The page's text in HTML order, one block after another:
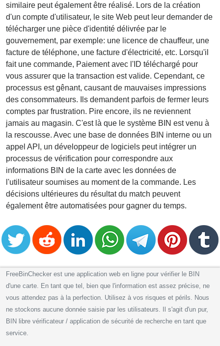
similaire peut également être réalisé. Lors de la création
d'un compte d'utilisateur, le site Web peut leur demander de
télécharger une pièce d'identité délivrée par le
gouvernement, par exemple: une licence de chauffeur, une
facture de téléphone, une facture d'électricité, etc. Lorsqu'il
fait une commande, Paiement avec l'ID téléchargé pour
vous assurer que la transaction est valide. Cependant, ce
processus est gênant, causant de mauvaises impressions
des consommateurs. Ils demandent parfois de fermer leurs
comptes par frustration. Pire encore, ils ne reviennent
jamais au magasin. C'est là que le système BIN est venu à
la rescousse. Avec une base de données BIN interne ou un
appel API, un développeur de logiciels peut intégrer un
processus de vérification pour correspondre aux
informations BIN de la carte avec les données de
l'utilisateur soumises au moment de la commande. Les
décisions ultérieures du résultat du match peuvent
également être automatisées pour gagner du temps.
FreeBinChecker est une application web en ligne pour vérifier le BIN
d'une carte. En tant que tel, bien que l'information est assez précise, ne
vous attendez pas à la perfection. Utilisez à vos risques et périls. Nous
ne stockons aucune donnée saisie par les utilisateurs. Il s'agit d'un pur,
BIN libre vérificateur / application de sécurité de recherche en tant que
service.